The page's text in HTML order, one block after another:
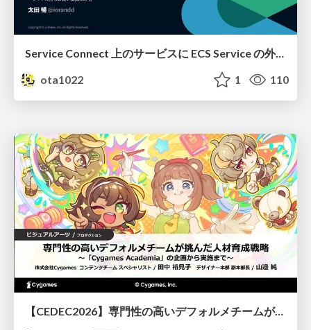
Service Connect 上のサービスに ECS Service の外側から到達できなかった話
ota1022
1 110
【CEDEC2026】専門性の高いデフォルメチームが挑んだ人材育成戦略 〜Cygames Academiaの企画から実施まで〜